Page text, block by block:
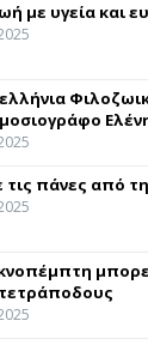
με υγεία και
τις πάνες από